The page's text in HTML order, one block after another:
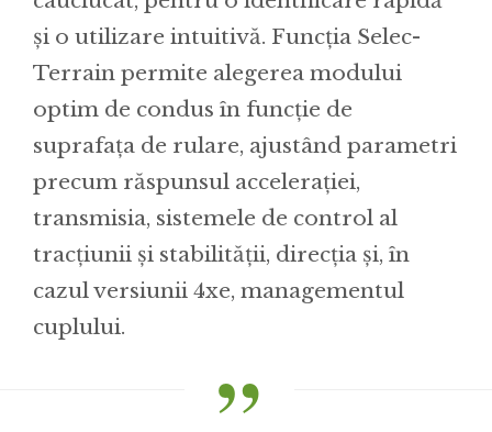
și o utilizare intuitivă. Funcția Selec-
Terrain permite alegerea modului
optim de condus în funcție de
suprafața de rulare, ajustând parametri
precum răspunsul accelerației,
transmisia, sistemele de control al
tracțiunii și stabilității, direcția și, în
cazul versiunii 4xe, managementul
cuplului.